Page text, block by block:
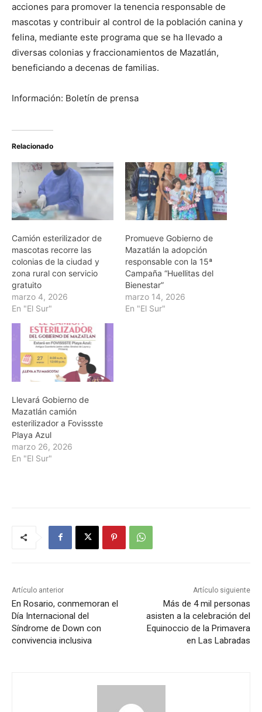
acciones para promover la tenencia responsable de
mascotas y contribuir al control de la población canina y
felina, mediante este programa que se ha llevado a
diversas colonias y fraccionamientos de Mazatlán,
beneficiando a decenas de familias.
Información: Boletín de prensa
Relacionado
Camión esterilizador de
mascotas recorre las
colonias de la ciudad y
zona rural con servicio
gratuito
marzo 4, 2026
En "El Sur"
Promueve Gobierno de
Mazatlán la adopción
responsable con la 15ª
Campaña “Huellitas del
Bienestar”
marzo 14, 2026
En "El Sur"
Llevará Gobierno de
Mazatlán camión
esterilizador a Fovissste
Playa Azul
marzo 26, 2026
En "El Sur"
Artículo anterior
En Rosario, conmemoran el
Día Internacional del
Síndrome de Down con
convivencia inclusiva
Artículo siguiente
Más de 4 mil personas
asisten a la celebración del
Equinoccio de la Primavera
en Las Labradas